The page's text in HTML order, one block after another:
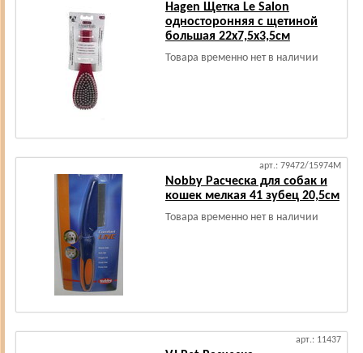
Hagen Щетка Le Salon
односторонняя с щетиной
большая 22х7,5х3,5см
Товара временно нет в наличии
арт.: 79472/15974М
Nobby Расческа для собак и
кошек мелкая 41 зубец 20,5см
Товара временно нет в наличии
арт.: 11437